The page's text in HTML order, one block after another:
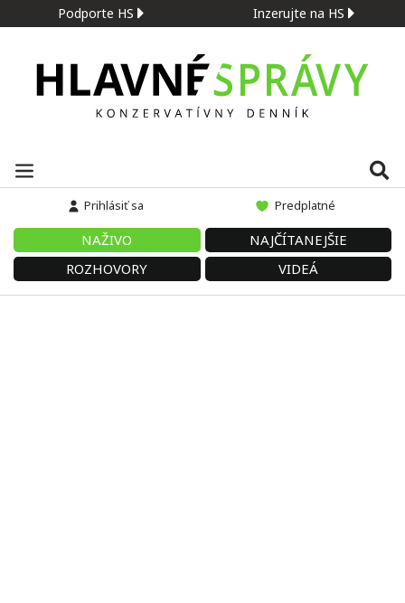
Podporte HS Inzerujte na HS
Prihlásiť sa Predplatné
NAŽIVO
NAJČÍTANEJŠIE
ROZHOVORY
VIDEÁ